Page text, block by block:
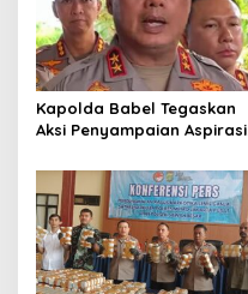
p
o
s
Kapolda Babel Tegaskan
Aksi Penyampaian Aspirasi
di Kantor PT Timah
Diproses Hukum